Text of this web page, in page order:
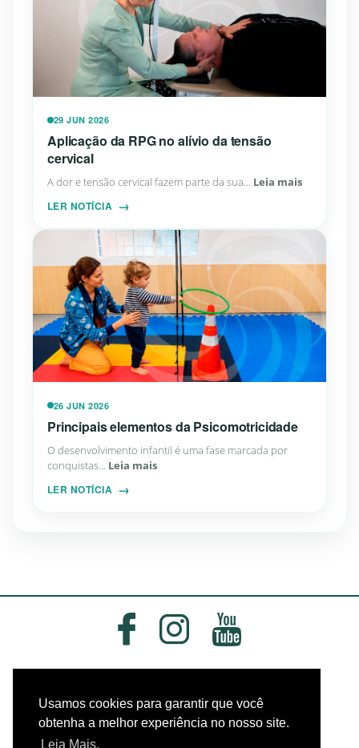
Usamos cookies para garantir que você
obtenha a melhor experiência no nosso site.
Leia Mais.
29 JUN 2026
Aplicação da RPG no alívio da tensão
cervical
A dor e tensão cervical fazem parte da sua... Leia mais
LER NOTÍCIA
26 JUN 2026
Principais elementos da Psicomotricidade
O desenvolvimento infantil é uma fase marcada por
conquistas... Leia mais
LER NOTÍCIA